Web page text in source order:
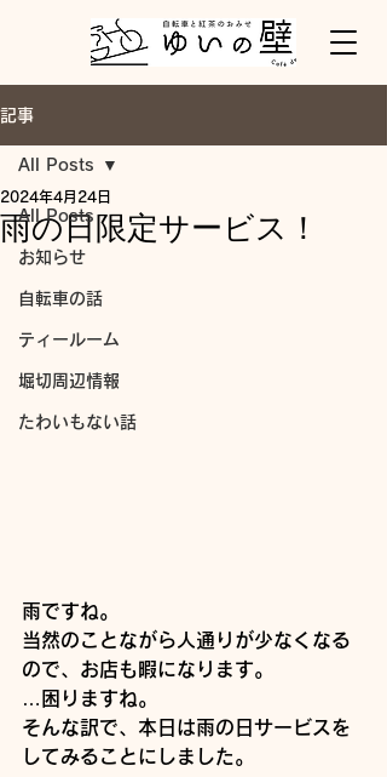
記事
All Posts
お知らせ
自転車の話
ティールーム
堀切周辺情報
たわいもない話
All Posts
雨の日限定サービス！
2024年4月24日
雨ですね。
当然のことながら人通りが少なくなる
ので、お店も暇になります。
…困りますね。
そんな訳で、本日は雨の日サービスを
してみることにしました。